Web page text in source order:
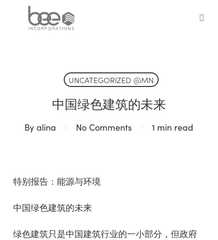
UNCATEGORIZED @MN
中国绿色建筑的未来
By alina No Comments 1 min read
特别报告：能源与环境
中国绿色建筑的未来
绿色建筑只是中国建筑行业的一小部分，但政府